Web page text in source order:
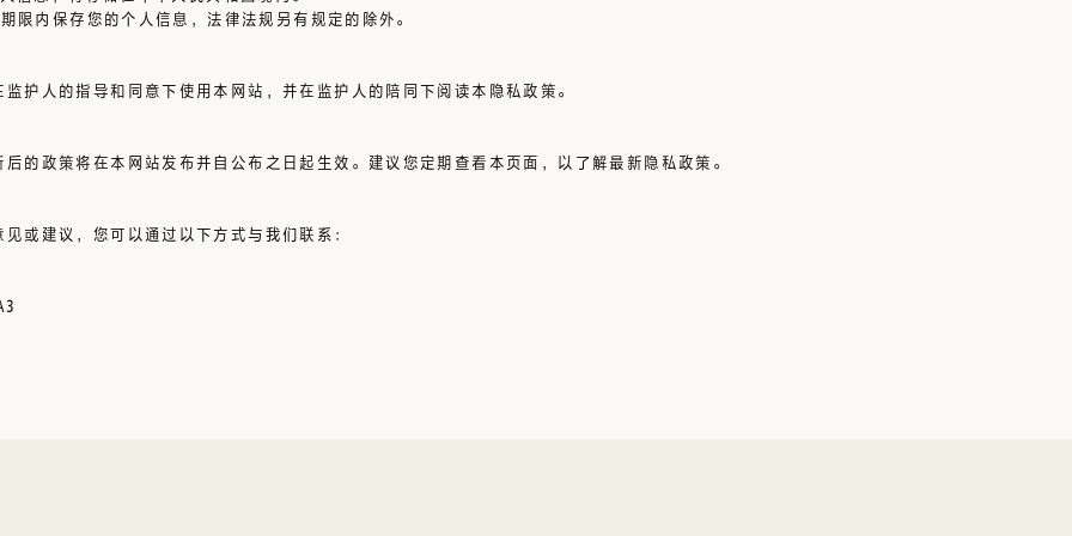
限内保存您的个人信息，法律法规另有规定的除外。
护人的指导和同意下使用本网站，并在监护人的陪同下阅读本隐私政策。
的政策将在本网站发布并自公布之日起生效。建议您定期查看本页面，以了解最新隐私政策。
或建议，您可以通过以下方式与我们联系：